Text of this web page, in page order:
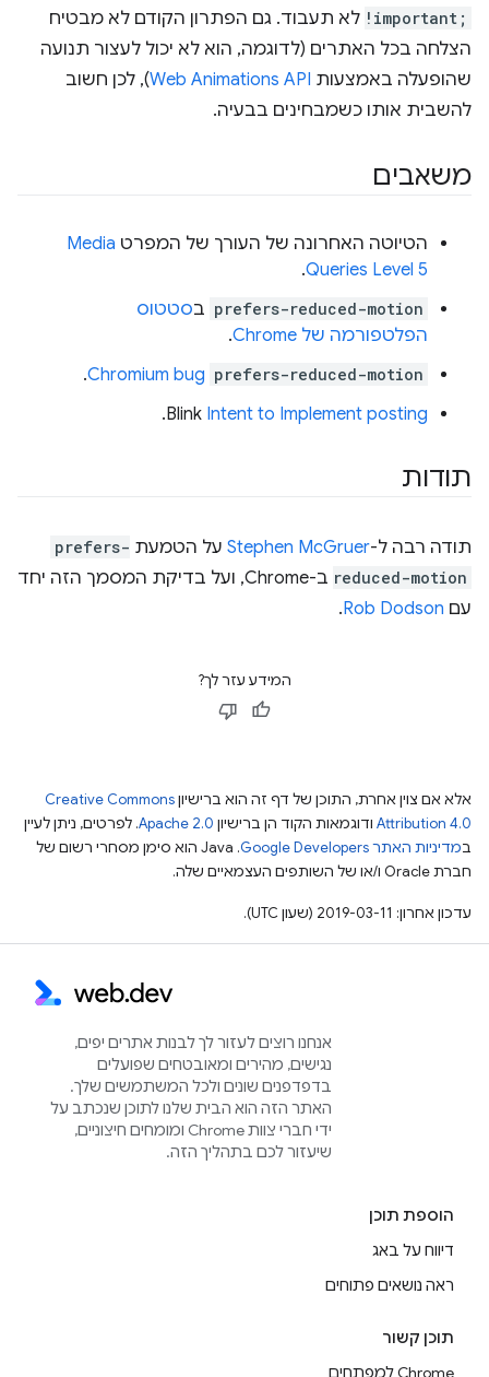
!important; לא תעבוד. גם הפתרון הקודם לא מבטיח
הצלחה בכל האתרים (לדוגמה, הוא לא יכול לעצור תנועה
שהופעלה באמצעות Web Animations API), לכן חשוב
להשבית אותו כשמבחינים בבעיה.
משאבים
הטיוטה האחרונה של העורך של המפרט Media
Queries Level 5
.
prefers-reduced-motion בסטטוס
הפלטפורמה של Chrome
.
prefers-reduced-motion
Chromium bug
.
‫Blink Intent to Implement posting
.
תודות
תודה רבה ל-Stephen McGruer על הטמעת prefers-
reduced-motion
ב-Chrome, ועל בדיקת המסמך הזה יחד
עם Rob Dodson
.
המידע עזר לך?
אלא אם צוין אחרת, התוכן של דף זה הוא ברישיוןCreative Commons
Attribution 4.0 ודוגמאות הקוד הן ברישיון Apache 2.0. לפרטים, ניתן לעיין
במדיניות האתר Google Developers‏
.‏ Java הוא סימן מסחרי רשום של
חברת Oracle ו/או של השותפים העצמאיים שלה.
עדכון אחרון: 2019-03-11 (שעון UTC).
אנחנו רוצים לעזור לך לבנות אתרים יפים,
נגישים, מהירים ומאובטחים שפועלים
בדפדפנים שונים ולכל המשתמשים שלך.
האתר הזה הוא הבית שלנו לתוכן שנכתב על
ידי חברי צוות Chrome ומומחים חיצוניים,
שיעזור לכם בתהליך הזה.
הוספת תוכן
דיווח על באג
ראה נושאים פתוחים
תוכן קשור
Chrome למפתחים